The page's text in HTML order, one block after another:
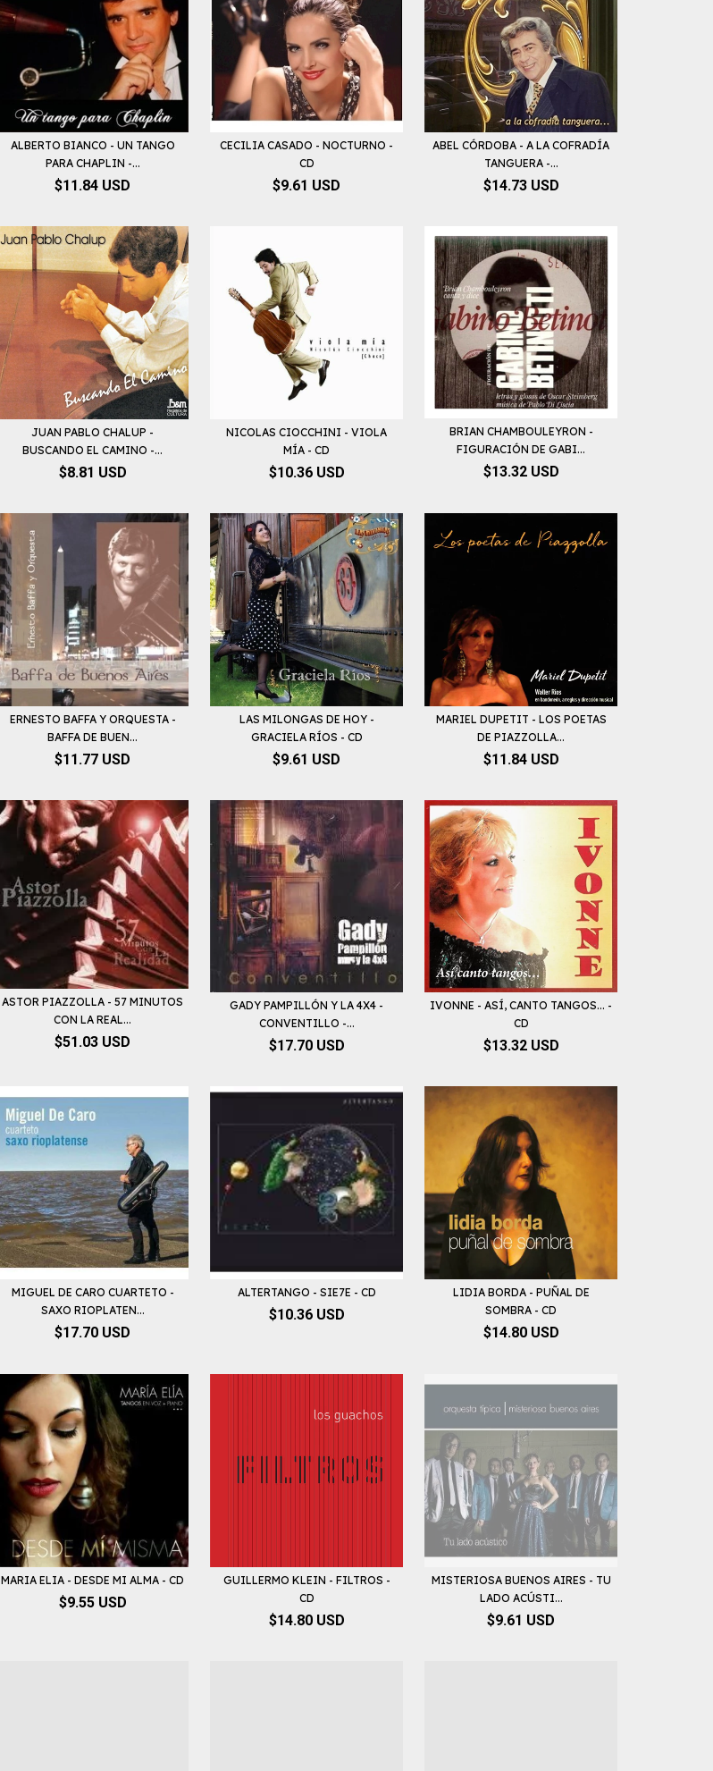
ALBERTO BIANCO - UN TANGO
PARA CHAPLIN -...
$11.84 USD
CECILIA CASADO - NOCTURNO -
CD
$9.61 USD
ABEL CÓRDOBA - A LA COFRADÍA
TANGUERA -...
$14.73 USD
JUAN PABLO CHALUP -
BUSCANDO EL CAMINO -...
$8.81 USD
NICOLAS CIOCCHINI - VIOLA
MÍA - CD
$10.36 USD
BRIAN CHAMBOULEYRON -
FIGURACIÓN DE GABI...
$13.32 USD
ERNESTO BAFFA Y ORQUESTA -
BAFFA DE BUEN...
$11.77 USD
LAS MILONGAS DE HOY -
GRACIELA RÍOS - CD
$9.61 USD
MARIEL DUPETIT - LOS POETAS
DE PIAZZOLLA...
$11.84 USD
ASTOR PIAZZOLLA - 57 MINUTOS
CON LA REAL...
$51.03 USD
GADY PAMPILLÓN Y LA 4X4 -
CONVENTILLO -...
$17.70 USD
IVONNE - ASÍ, CANTO TANGOS... -
CD
$13.32 USD
MIGUEL DE CARO CUARTETO -
SAXO RIOPLATEN...
$17.70 USD
ALTERTANGO - SIE7E - CD
$10.36 USD
LIDIA BORDA - PUÑAL DE
SOMBRA - CD
$14.80 USD
MARIA ELIA - DESDE MI ALMA - CD
$9.55 USD
GUILLERMO KLEIN - FILTROS -
CD
$14.80 USD
MISTERIOSA BUENOS AIRES - TU
LADO ACÚSTI...
$9.61 USD